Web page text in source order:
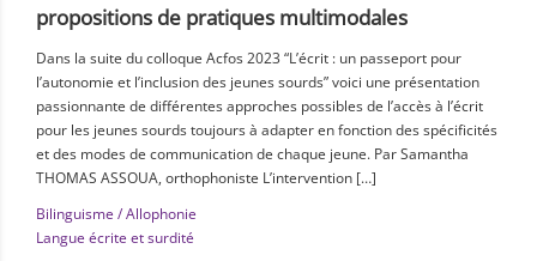
propositions de pratiques multimodales
Dans la suite du colloque Acfos 2023 “L’écrit : un passeport pour
l’autonomie et l’inclusion des jeunes sourds” voici une présentation
passionnante de différentes approches possibles de l’accès à l’écrit
pour les jeunes sourds toujours à adapter en fonction des spécificités
et des modes de communication de chaque jeune. Par Samantha
THOMAS ASSOUA, orthophoniste L’intervention […]
Bilinguisme / Allophonie
Langue écrite et surdité